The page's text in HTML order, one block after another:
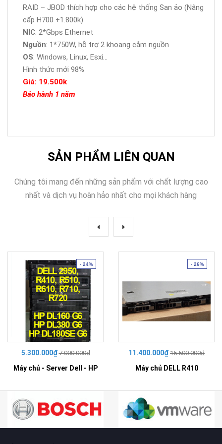
RAID – JBOD thích hợp cho các hệ thống San ảo (Nâng
cấp H700 +1.800k)
NIC: 2*Gbps Ethernet
Nguồn: 1*750W, hỗ trợ 2 khoang cắm nguồn
OS: Windows, Linux, Esxi...
Hình thức mới 98%
Giá: 19.500k
Bảo hành 1 năm
SẢN PHẨM LIÊN QUAN
Chúng tôi mang đến những sản phẩm với chất lượng cao
nhất và dịch vụ hoàn hảo nhất cho mọi khách hàng
- 24%
5.300.000₫7.000.000₫
Máy chủ - Server Dell - HP
- 26%
11.400.000₫ 15.500.000₫
Máy chủ DELL R410